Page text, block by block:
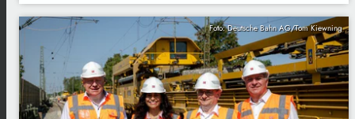
Foto: Deutsche Bahn AG/Tom Kiewning